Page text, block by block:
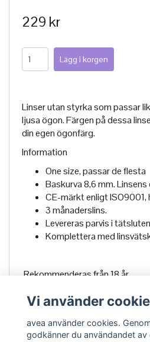
229 kr
Linser utan styrka som passar
ljusa ögon. Färgen på dessa
din egen ögonfärg.
Information
One size, passar de flesta
Baskurva 8,6 mm.
CE-märkt enligt ISO9001,
3 månaderslins.
Levereras parvis i
Komplettera med
Rekommenderas från 18 år.
Vi använder
avea använder cookies.
godkänner du användandet av